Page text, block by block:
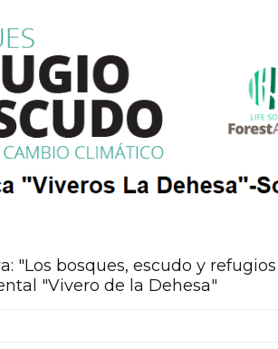
"Los bosques, escudo y
"Vivero de la Dehesa"